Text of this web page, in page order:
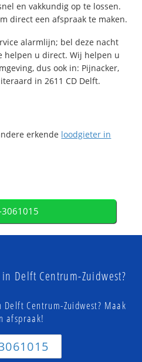
en vakkundig op te lossen.
direct een afspraak te maken.
alarmlijn; bel deze nacht
helpen u direct. Wij helpen u
dus ook in: Pijnacker,
in 2611 CD Delft.
erkende loodgieter in
Delft Centrum-Zuidwest?
Centrum-Zuidwest? Maak
afspraak!